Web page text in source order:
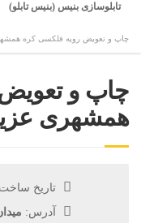
تابلوسازی بنیس (بنیس تابلو)
چاپ و تعویض رویه فلکسی کره
چاپ و
همشهری
تاریخ
آدرس: